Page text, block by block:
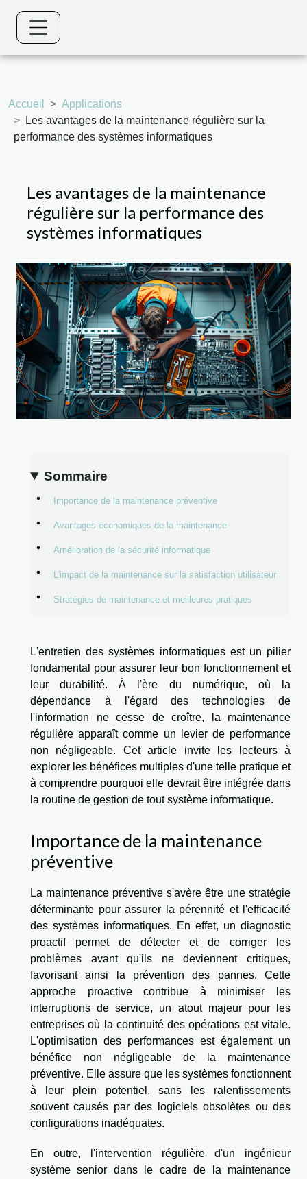
Accueil
Applications
Les avantages de la maintenance régulière sur la
performance des systèmes informatiques
Les avantages de la maintenance
régulière sur la performance des
systèmes informatiques
Sommaire
Importance de la maintenance préventive
Avantages économiques de la maintenance
Amélioration de la sécurité informatique
L'impact de la maintenance sur la satisfaction utilisateur
Stratégies de maintenance et meilleures pratiques
L'entretien des systèmes informatiques est un pilier
fondamental pour assurer leur bon fonctionnement et
leur durabilité. À l'ère du numérique, où la
dépendance à l'égard des technologies de
l'information ne cesse de croître, la maintenance
régulière apparaît comme un levier de performance
non négligeable. Cet article invite les lecteurs à
explorer les bénéfices multiples d'une telle pratique et
à comprendre pourquoi elle devrait être intégrée dans
la routine de gestion de tout système informatique.
Importance de la maintenance
préventive
La maintenance préventive s'avère être une stratégie
déterminante pour assurer la pérennité et l'efficacité
des systèmes informatiques. En effet, un diagnostic
proactif permet de détecter et de corriger les
problèmes avant qu'ils ne deviennent critiques,
favorisant ainsi la prévention des pannes. Cette
approche proactive contribue à minimiser les
interruptions de service, un atout majeur pour les
entreprises où la continuité des opérations est vitale.
L'optimisation des performances est également un
bénéfice non négligeable de la maintenance
préventive. Elle assure que les systèmes fonctionnent
à leur plein potentiel, sans les ralentissements
souvent causés par des logiciels obsolètes ou des
configurations inadéquates.
En outre, l'intervention régulière d'un ingénieur
système senior dans le cadre de la maintenance